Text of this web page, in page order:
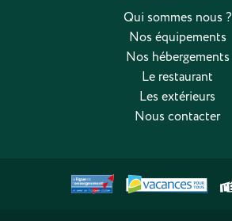
Qui sommes nous ?
Nos équipements
Nos hébergements
Le restaurant
Les extérieurs
Nous contacter